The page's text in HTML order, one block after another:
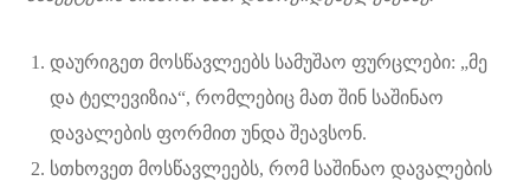
დაურიგეთ მოსწავლეებს სამუშაო ფურცლები: „მე
და ტელევიზია“, რომლებიც მათ შინ საშინაო
დავალების ფორმით უნდა შეავსონ.
სთხოვეთ მოსწავლეებს, რომ საშინაო დავალების